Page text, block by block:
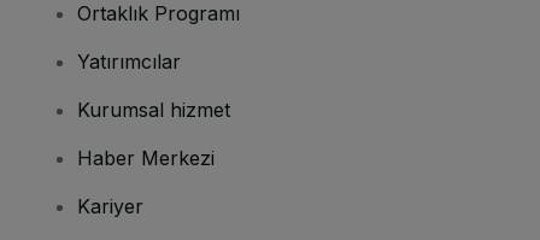
Ortaklık Programı
Yatırımcılar
Kurumsal hizmet
Haber Merkezi
Kariyer